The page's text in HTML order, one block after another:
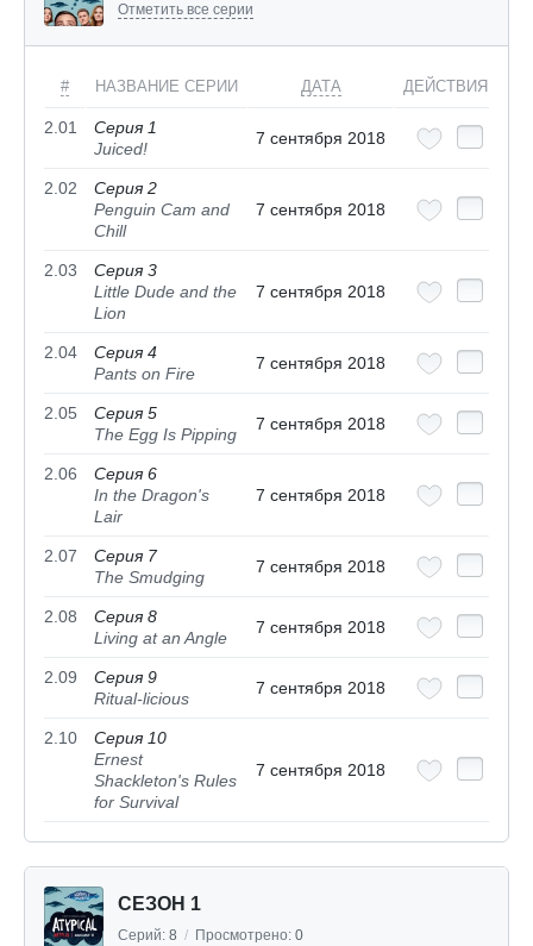
Отметить все серии
# НАЗВАНИЕ СЕРИИ ДАТА ДЕЙСТВИЯ
2.01
Серия 1
Juiced!
7 сентября 2018
2.02
Серия 2
Penguin Cam and
Chill
7 сентября 2018
2.03
Серия 3
Little Dude and the
Lion
7 сентября 2018
2.04
Серия 4
Pants on Fire
7 сентября 2018
2.05
Серия 5
The Egg Is Pipping
7 сентября 2018
2.06
Серия 6
In the Dragon's
Lair
7 сентября 2018
2.07
Серия 7
The Smudging
7 сентября 2018
2.08
Серия 8
Living at an Angle
7 сентября 2018
2.09
Серия 9
Ritual-licious
7 сентября 2018
2.10
Серия 10
Ernest
Shackleton's Rules
for Survival
7 сентября 2018
СЕЗОН 1
Серий: 8 / Просмотрено: 0